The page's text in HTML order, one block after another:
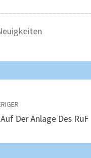
Der Anlage Des RuF